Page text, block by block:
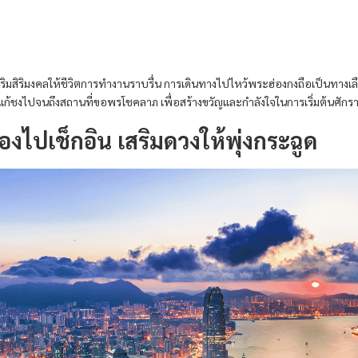
สิริมงคลให้ชีวิตการทำงานราบรื่น การเดินทางไปไหว้พระฮ่องกงถือเป็นทา
ไปจนถึงสถานที่ขอพรโชคลาภ เพื่อสร้างขวัญและกำลังใจในการเริ่มต้นศักร
ไปเช็กอิน เสริมดวงให้พุ่งกระฉูด